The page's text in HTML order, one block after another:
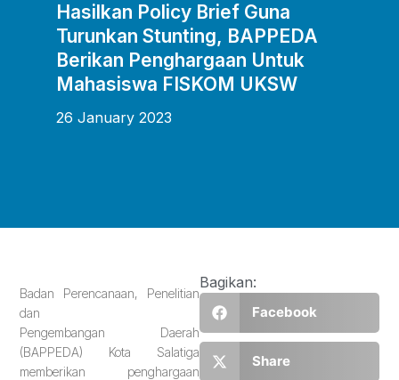
Hasilkan Policy Brief Guna
Turunkan Stunting, BAPPEDA
Berikan Penghargaan Untuk
Mahasiswa FISKOM UKSW
26 January 2023
Badan Perencanaan, Penelitian
dan
Pengembangan Daerah
(BAPPEDA) Kota Salatiga
memberikan penghargaan
Bagikan:
Facebook
Share